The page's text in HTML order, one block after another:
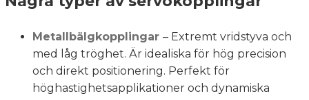
Metallbälgkopplingar – Extremt vridstyva och
med låg tröghet. Är idealiska för hög precision
och direkt positionering. Perfekt för
höghastighetsapplikationer och dynamiska